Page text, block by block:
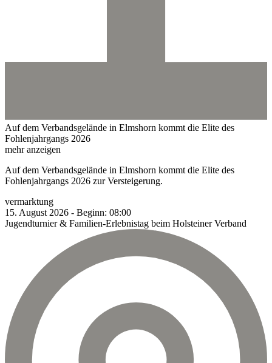
Auf dem Verbandsgelände in Elmshorn kommt die Elite des
Fohlenjahrgangs 2026
mehr anzeigen
Auf dem Verbandsgelände in Elmshorn kommt die Elite des
Fohlenjahrgangs 2026 zur Versteigerung.
vermarktung
15. August 2026 - Beginn: 08:00
Jugendturnier & Familien-Erlebnistag beim Holsteiner Verband